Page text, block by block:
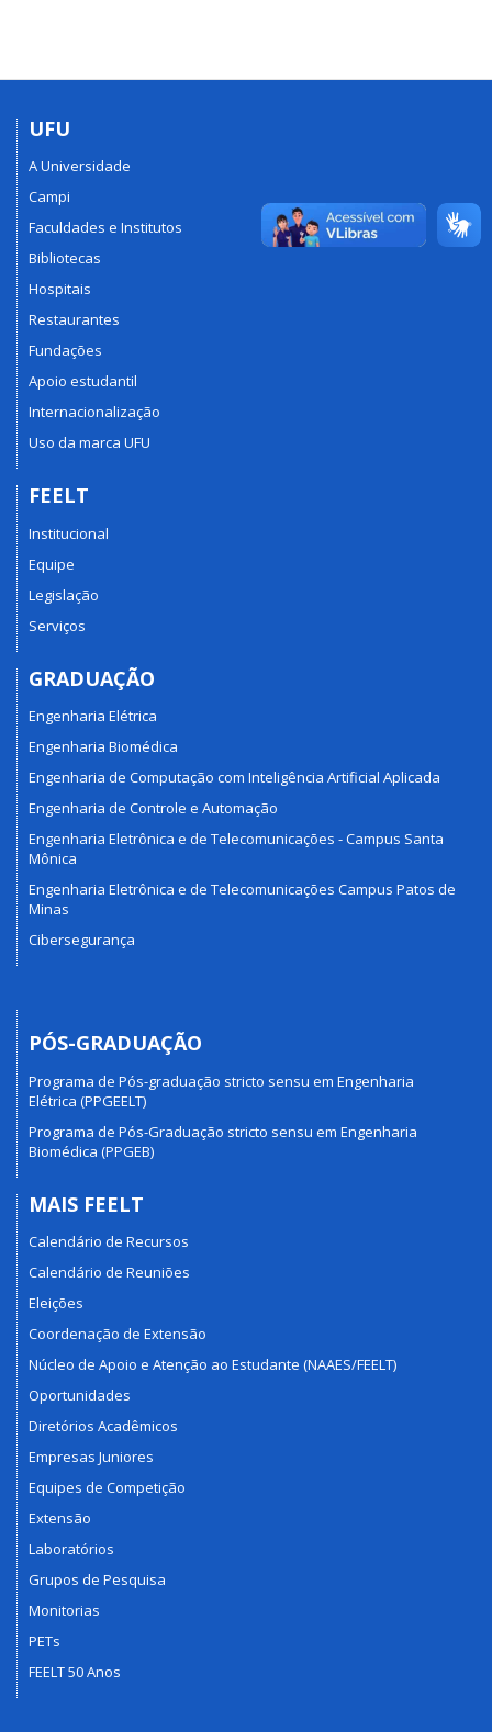
UFU
A Universidade
Campi
Faculdades e Institutos
Bibliotecas
Hospitais
Restaurantes
Fundações
Apoio estudantil
Internacionalização
Uso da marca UFU
FEELT
Institucional
Equipe
Legislação
Serviços
GRADUAÇÃO
Engenharia Elétrica
Engenharia Biomédica
Engenharia de Computação com Inteligência Artificial Aplicada
Engenharia de Controle e Automação
Engenharia Eletrônica e de Telecomunicações - Campus Santa
Mônica
Engenharia Eletrônica e de Telecomunicações Campus Patos de
Minas
Cibersegurança
PÓS-GRADUAÇÃO
Programa de Pós-graduação stricto sensu em Engenharia
Elétrica (PPGEELT)
Programa de Pós-Graduação stricto sensu em Engenharia
Biomédica (PPGEB)
MAIS FEELT
Calendário de Recursos
Calendário de Reuniões
Eleições
Coordenação de Extensão
Núcleo de Apoio e Atenção ao Estudante (NAAES/FEELT)
Oportunidades
Diretórios Acadêmicos
Empresas Juniores
Equipes de Competição
Extensão
Laboratórios
Grupos de Pesquisa
Monitorias
PETs
FEELT 50 Anos